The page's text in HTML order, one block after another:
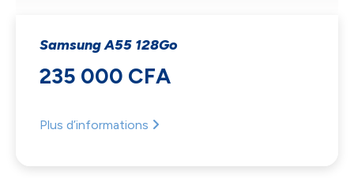
Samsung A55 128Go
235 000 CFA
Plus d’informations